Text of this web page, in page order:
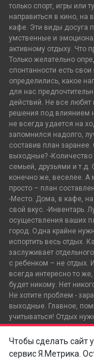
Чтобы сделать сайт
сервис Я.Метрика.
только спорт, игры или
направиться в кино, на
кафе. Эти виды досуга
умственные и
активному отдыху. Что
Только желательно
спонтанности есть
определились, какое
для нас
действий. Не все любят
решения под влиянием
не всегда удается на
запомнился надолго,
составив план
выходные? -
семьей, друзьями и т.д.
конечно же, веселее. А
просто – план
-Место. Дома, в кафе,
свой вкус. -Инвентарь.
осуществления ваших
город. Одна крайне
испортить весь отдых.
заслуживает
с ребенком – не отдых.
всегда интересно то
будет никому. Нет
Не хотите проблем -
выходные. Главное,
учитываться! Отдых
доволен. Свои
будет счастлив,
не избежать